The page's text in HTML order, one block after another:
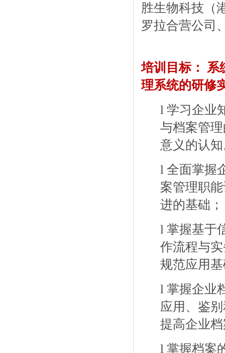
胜生物科技（
罗拉合营公司
培训目标：
系
理系统的研修
l学习企业
与档案管
意义的认
l 全面掌握
案管理职
进的基础；
l掌握基于
作流程与
规范应用
l掌握企业
应用、鉴
提高企业
l掌握档案